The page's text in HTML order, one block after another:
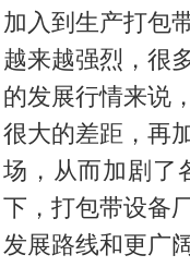
加入到生产打包
越来越强烈，很
的发展行情来说
很大的差距，再
场，从而加剧了
下，打包带设备
发展路线和更广